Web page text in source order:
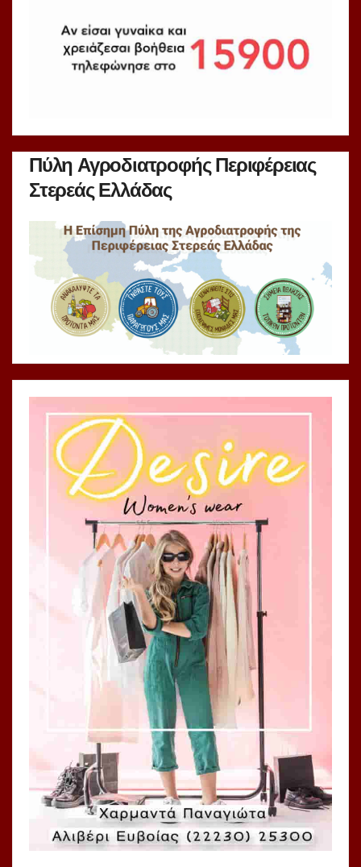
Πύλη Αγροδιατροφής Περιφέρειας
Στερεάς Ελλάδας